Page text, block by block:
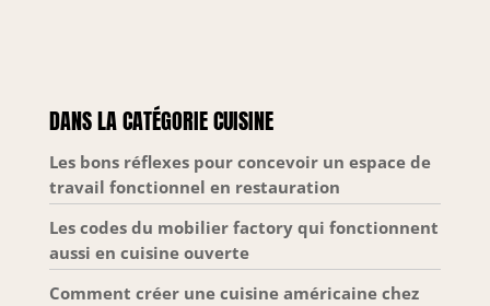
ramollissent, vous n'avez plus qu'à passer un
chiffon une fois le four refroidi. Micro‑ondes
33,5 cm (H x L x P), format gain de place pour
petites cuisines et plans de travail, installation
pratique, idéal pour réchauffage et cuisson
quotidienne.
DANS LA CATÉGORIE CUISINE
Les bons réflexes pour concevoir un espace de
travail fonctionnel en restauration
Les codes du mobilier factory qui fonctionnent
aussi en cuisine ouverte
Comment créer une cuisine américaine chez